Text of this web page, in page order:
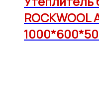
ROCKWOOL